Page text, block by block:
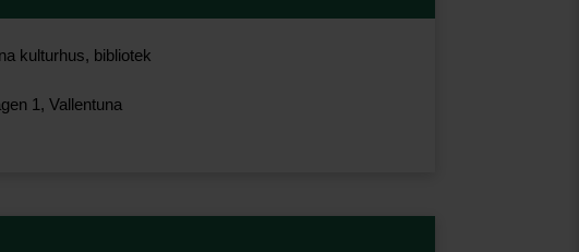
kulturhus, bibliotek
1, Vallentuna